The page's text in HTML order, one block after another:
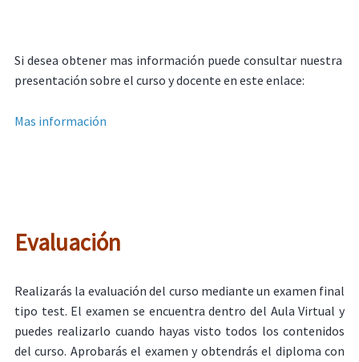
Si desea obtener mas información puede consultar nuestra
presentación sobre el curso y docente en este enlace:
Mas información
Evaluación
Realizarás la evaluación del curso mediante un examen final
tipo test. El examen se encuentra dentro del Aula Virtual y
puedes realizarlo cuando hayas visto todos los contenidos
del curso. Aprobarás el examen y obtendrás el diploma con